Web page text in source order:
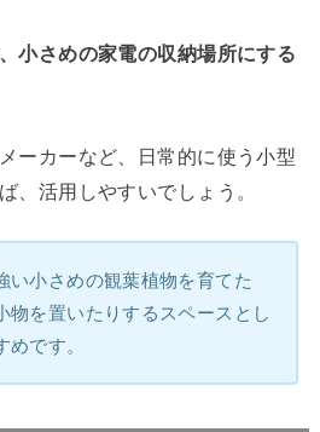
小さめの家電の収納場所にする
ーカーなど、日常的に使う小型
、活用しやすいでしょう。
い小さめの観葉植物を育てた
物を置いたりするスペースとし
です。